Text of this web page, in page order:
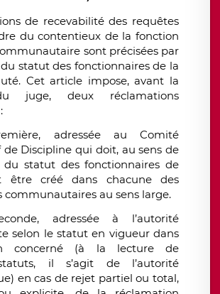
de recevabilité des requêtes
du contentieux de la fonction
sont précisées par
du statut des fonctionnaires de la
Cet article impose, avant la
juge, deux réclamations
adressée au Comité
Discipline qui doit, au sens de
du statut des fonctionnaires de
être créé dans chacune des
communautaires au sens large.
adressée à l’autorité
selon le statut en vigueur dans
concerné (à la lecture de
il s’agit de l’autorité
en cas de rejet partiel ou total,